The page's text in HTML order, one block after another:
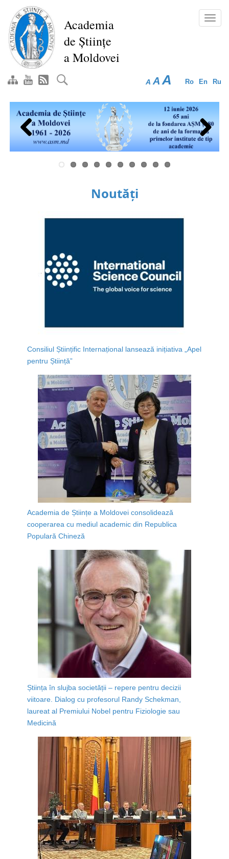
conţinutul
principal
Academia
de Științe
a Moldovei
Ro En Ru
A A A
Previous Next
Noutăți
Consiliul Științific Internațional lansează inițiativa „Apel
pentru Știință”
Academia de Științe a Moldovei consolidează
cooperarea cu mediul academic din Republica
Populară Chineză
Știința în slujba societății – repere pentru decizii
viitoare. Dialog cu profesorul Randy Schekman,
laureat al Premiului Nobel pentru Fiziologie sau
Medicină